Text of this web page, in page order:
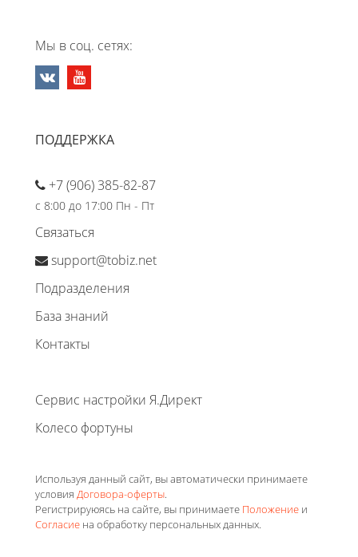
Мы в соц. сетях:
ПОДДЕРЖКА
+7 (906) 385-82-87
с 8:00 до 17:00 Пн - Пт
Связаться
support@tobiz.net
Подразделения
База знаний
Контакты
Сервис настройки Я.Директ
Колесо фортуны
Используя данный сайт, вы автоматически принимаете
условия Договора-оферты.
Регистрируюясь на сайте, вы принимаете Положение и
Согласие на обработку персональных данных.